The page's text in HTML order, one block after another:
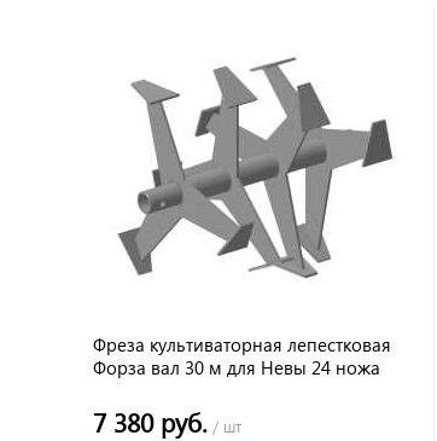
Фреза культиваторная лепестковая
Форза вал 30 м для Невы 24 ножа
7 380 руб. / шт